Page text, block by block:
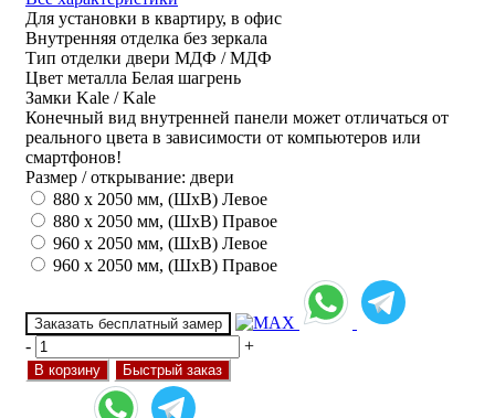
Для установки в квартиру, в офис
Внутренняя отделка без зеркала
Тип отделки двери МДФ / МДФ
Цвет металла Белая шагрень
Замки Kale / Kale
Конечный вид внутренней панели может отличаться от
реального цвета в зависимости от компьютеров или
смартфонов!
Размер / открывание: двери
880 х 2050 мм, (ШхВ) Левое
880 х 2050 мм, (ШхВ) Правое
960 х 2050 мм, (ШхВ) Левое
960 х 2050 мм, (ШхВ) Правое
Заказать бесплатный замер
- +
В корзину Быстрый заказ